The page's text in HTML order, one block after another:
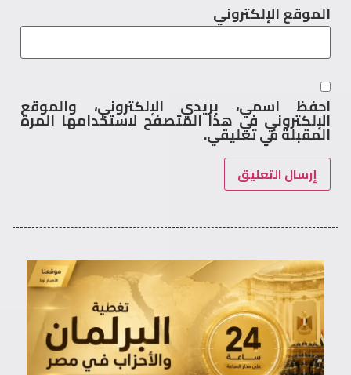
الموقع الإلكتروني
احفظ اسمي، بريدي الإلكتروني، والموقع
الإلكتروني في هذا المتصفح لاستخدامها المرة
المقبلة في تعليقي.